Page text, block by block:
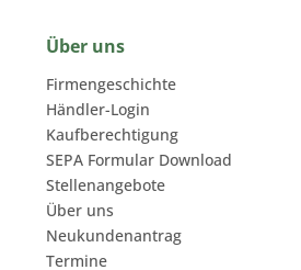
Über uns
Firmengeschichte
Händler-Login
Kaufberechtigung
SEPA Formular Download
Stellenangebote
Über uns
Neukundenantrag
Termine